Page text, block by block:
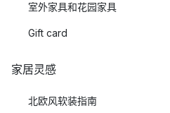
室外家具和花园家具
Gift card
家居灵感
北欧风软装指南